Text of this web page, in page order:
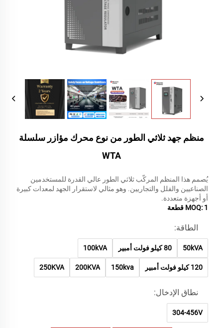
منظم جهد ثلاثي الطور من نوع محرك مؤازر سلسلة
WTA
يُصمم هذا المنظم المركّب ثلاثي الطور عالي القدرة للمستخدمين
الصناعيين والفلل والتجاريين. وهو مثالي لاستقرار الجهد لمعدات كبيرة
أو أجهزة متعددة.
MOQ: 1 قطعة
الطاقة:
50kVA 80 كيلو فولت أمبير 100kVA
120 كيلو فولت أمبير 150kva
200KVA
250KVA
نطاق الإدخال:
304-456V